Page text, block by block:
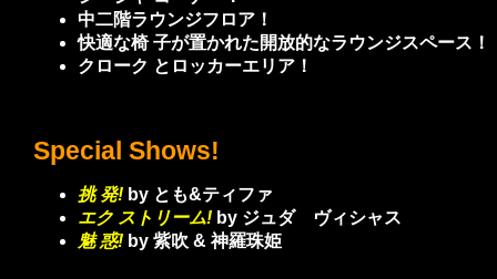
中二階ラウンジフロア！
快適な椅 子が置かれた開放的なラウンジスペース！
クローク とロッカーエリア！
Special Shows!
挑 発! by とも&ティファ
エク ストリーム! by ジュダ ヴィシャス
魅 惑! by 紫吹 & 神羅珠姫